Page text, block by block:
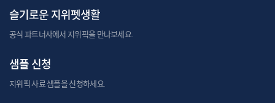
슬기로운 지위펫생활
공식 파트너사에서 지위픽을 만나보세요.
샘플 신청
지위픽 사료 샘플을 신청하세요.